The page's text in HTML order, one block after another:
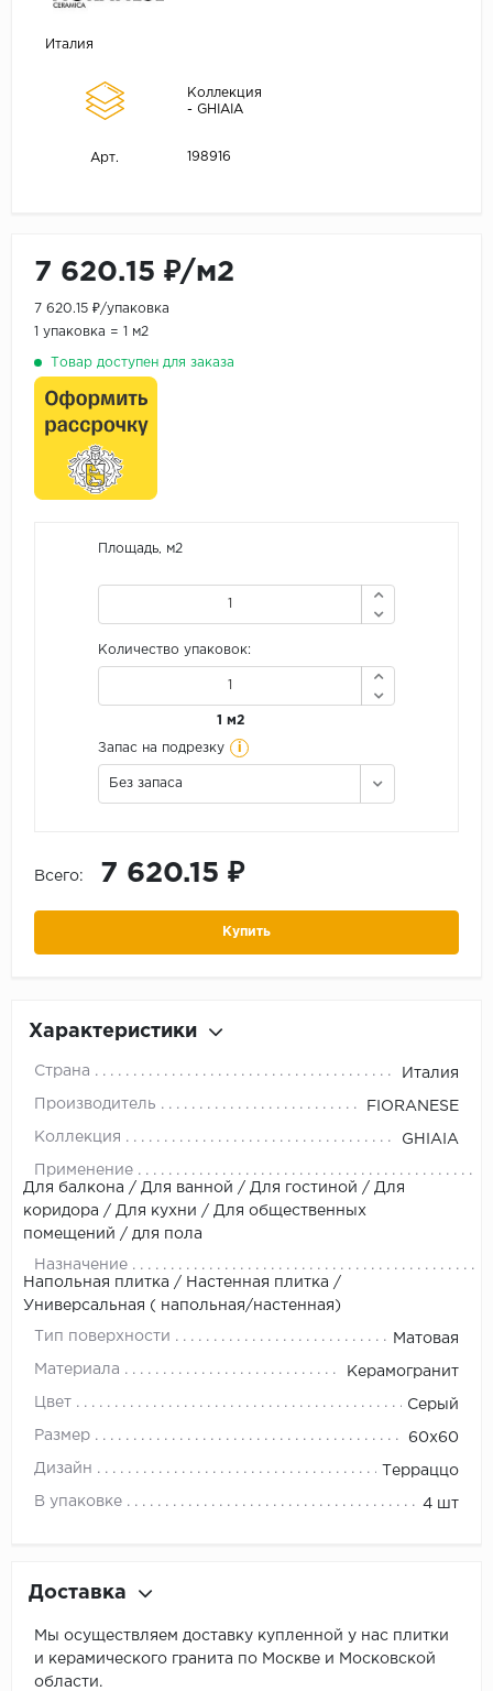
Италия
Коллекция
- GHIAIA
Арт. 198916
7 620.15 ₽/м2
7 620.15 ₽/упаковка
1 упаковка = 1 м2
Товар доступен для заказа
Площадь, м2
Количество упаковок:
1 м2
Запас на подрезку i
Без запаса
Всего: 7 620.15 ₽
Купить
Характеристики
Страна Италия
Производитель FIORANESE
Коллекция GHIAIA
Применение
Для балкона / Для ванной / Для гостиной / Для
коридора / Для кухни / Для общественных
помещений / для пола
Назначение
Напольная плитка / Настенная плитка /
Универсальная ( напольная/настенная)
Тип поверхности Матовая
Материала Керамогранит
Цвет Серый
Размер 60x60
Дизайн Терраццо
В упаковке 4 шт
Доставка
Мы осуществляем доставку купленной у нас плитки
и керамического гранита по Москве и Московской
области.